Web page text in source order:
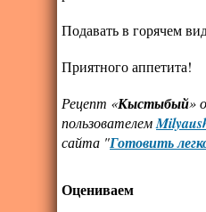
Подавать в горячем
Приятного аппетита!
Рецепт «Кыстыбый»
пользователем
сайта "Готовить
Оцениваем